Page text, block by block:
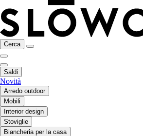
Cerca
Saldi
Novità
Arredo outdoor
Mobili
Interior design
Stoviglie
Biancheria per la casa